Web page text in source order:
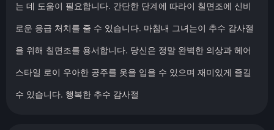
는 데 도움이 필요합니다. 간단한 단계에 따라이 칠면조에 신비
로운 응급 처치를 줄 수 있습니다. 마침내 그녀는이 추수 감사절
을 위해 칠면조를 용서합니다. 당신은 정말 완벽한 의상과 헤어
스타일 로이 우아한 공주를 옷을 입을 수 있으며 재미있게 즐길
수 있습니다. 행복한 추수 감사절